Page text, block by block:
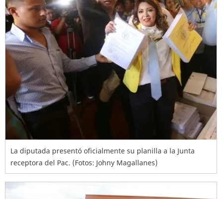
La diputada presentó oficialmente su planilla a la Junta
receptora del Pac. (Fotos: Johny Magallanes)